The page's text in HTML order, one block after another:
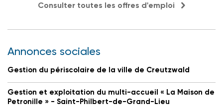
Consulter toutes les offres d'emploi
Annonces sociales
Gestion du périscolaire de la ville de Creutzwald
Gestion et exploitation du multi-accueil « La Maison de
Petronille » - Saint-Philbert-de-Grand-Lieu